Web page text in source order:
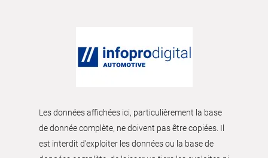
Les données affichées ici, particulièrement la base
de donnée complète, ne doivent pas être copiées. Il
est interdit d’exploiter les données ou la base de